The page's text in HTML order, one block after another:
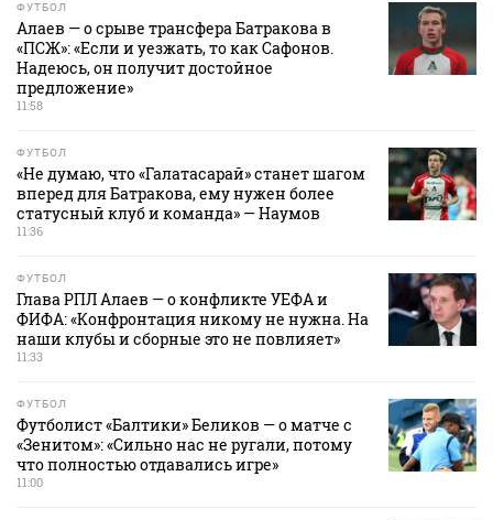
ФУТБОЛ
Алаев — о срыве трансфера Батракова в
«ПСЖ»: «Если и уезжать, то как Сафонов.
Надеюсь, он получит достойное
предложение»
11:58
ФУТБОЛ
«Не думаю, что «Галатасарай» станет шагом
вперед для Батракова, ему нужен более
статусный клуб и команда» — Наумов
11:36
ФУТБОЛ
Глава РПЛ Алаев — о конфликте УЕФА и
ФИФА: «Конфронтация никому не нужна. На
наши клубы и сборные это не повлияет»
11:33
ФУТБОЛ
Футболист «Балтики» Беликов — о матче с
«Зенитом»: «Сильно нас не ругали, потому
что полностью отдавались игре»
11:00